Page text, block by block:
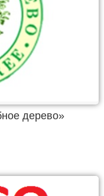
дерево»